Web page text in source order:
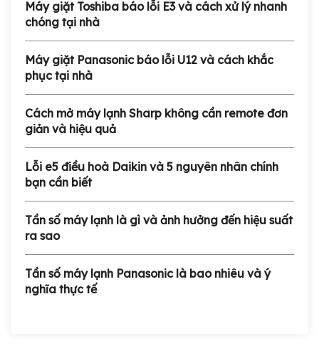
Máy giặt Toshiba báo lỗi E3 và cách xử lý nhanh
chóng tại nhà
Máy giặt Panasonic báo lỗi U12 và cách khắc
phục tại nhà
Cách mở máy lạnh Sharp không cần remote đơn
giản và hiệu quả
Lỗi e5 điều hoà Daikin và 5 nguyên nhân chính
bạn cần biết
Tần số máy lạnh là gì và ảnh hưởng đến hiệu suất
ra sao
Tần số máy lạnh Panasonic là bao nhiêu và ý
nghĩa thực tế